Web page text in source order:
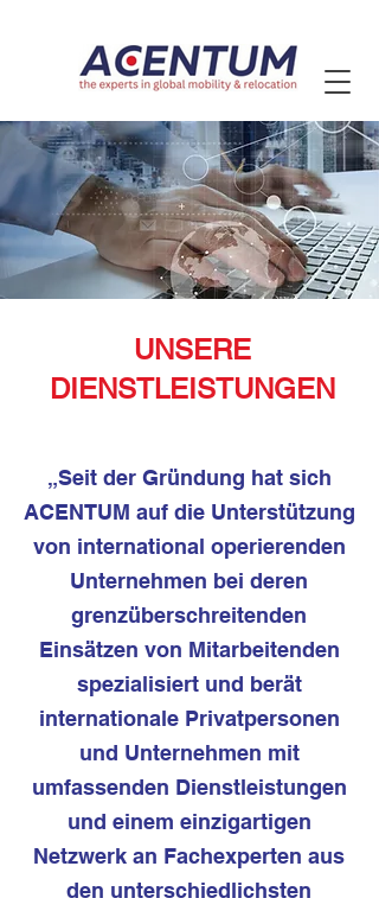
UNSERE
DIENSTLEISTUNGEN
„Seit der Gründung hat sich
ACENTUM auf die Unterstützung
von international operierenden
Unternehmen bei deren
grenzüberschreitenden
Einsätzen von Mitarbeitenden
spezialisiert und berät
internationale Privatpersonen
und Unternehmen mit
umfassenden Dienstleistungen
und einem einzigartigen
Netzwerk an Fachexperten aus
den unterschiedlichsten